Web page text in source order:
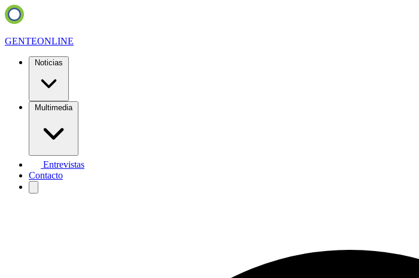
GENTEONLINE
Noticias
Multimedia
Entrevistas
Contacto